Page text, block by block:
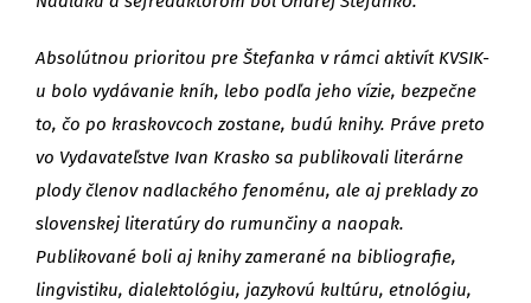
Absolútnou prioritou pre Štefanka v rámci aktivít KVSIK-
u bolo vydávanie kníh, lebo podľa jeho vízie, bezpečne
to, čo po kraskovcoch zostane, budú knihy. Práve preto
vo Vydavateľstve Ivan Krasko sa publikovali literárne
plody členov nadlackého fenoménu, ale aj preklady zo
slovenskej literatúry do rumunčiny a naopak.
Publikované boli aj knihy zamerané na bibliografie,
lingvistiku, dialektológiu, jazykovú kultúru, etnológiu,